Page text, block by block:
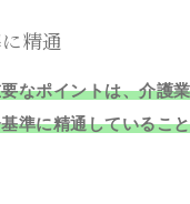
精通
なポイントは、介護業
準に精通していること